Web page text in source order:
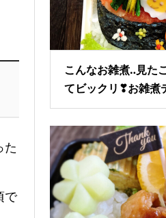
た
で
こんなお雑煮‥見た
てビックリ❣お雑煮